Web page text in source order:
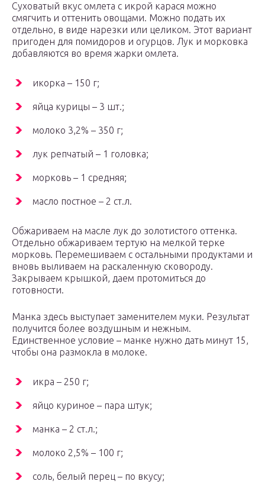
Суховатый вкус омлета с икрой карася можно
смягчить и оттенить овощами. Можно подать их
отдельно, в виде нарезки или целиком. Этот вариант
пригоден для помидоров и огурцов. Лук и морковка
добавляются во время жарки омлета.
икорка – 150 г;
яйца курицы – 3 шт.;
молоко 3,2% – 350 г;
лук репчатый – 1 головка;
морковь – 1 средняя;
масло постное – 2 ст.л.
Обжариваем на масле лук до золотистого оттенка.
Отдельно обжариваем тертую на мелкой терке
морковь. Перемешиваем с остальными продуктами и
вновь выливаем на раскаленную сковороду.
Закрываем крышкой, даем протомиться до
готовности.
Манка здесь выступает заменителем муки. Результат
получится более воздушным и нежным.
Единственное условие – манке нужно дать минут 15,
чтобы она размокла в молоке.
икра – 250 г;
яйцо куриное – пара штук;
манка – 2 ст.л.;
молоко 2,5% – 100 г;
соль, белый перец – по вкусу;